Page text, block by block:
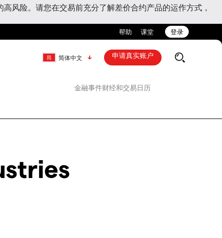
风险。请您在交易前充分了解差价合约产品的运作方式，
帮助 课堂 登录
简体中文 申请真实账户
金融事件财经和交易日历